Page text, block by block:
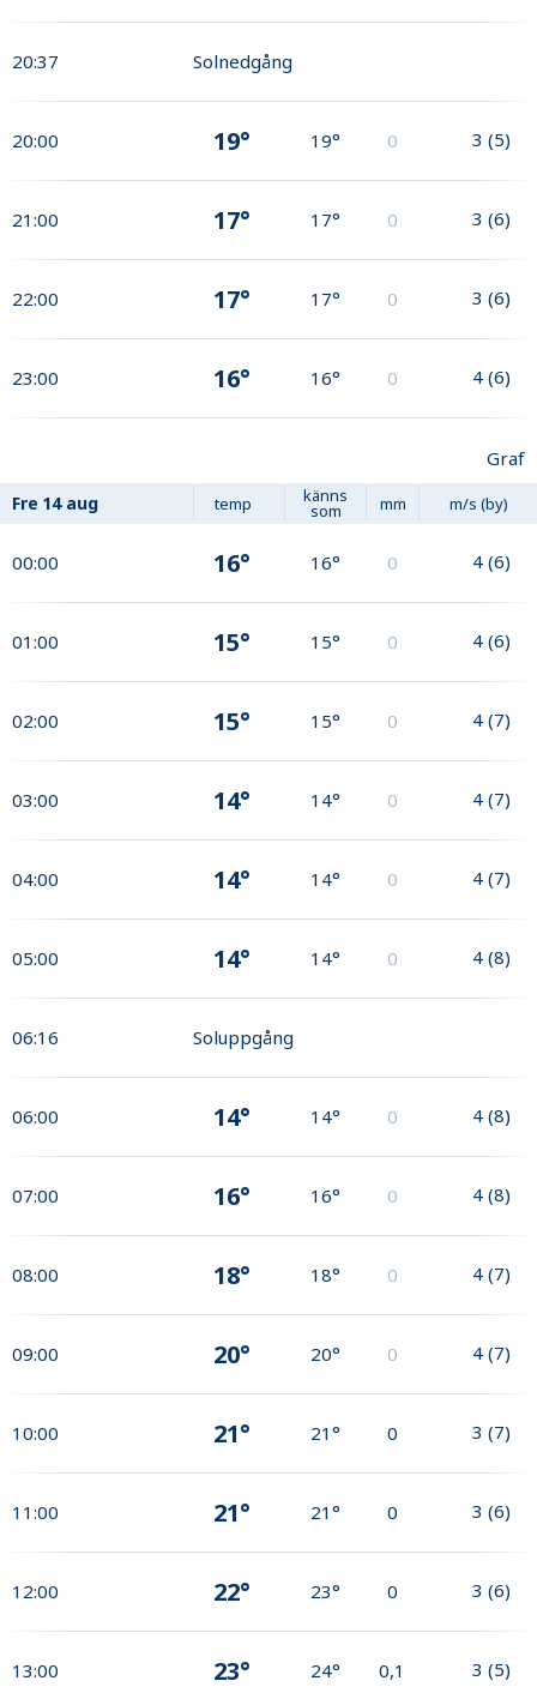
20:37 Solnedgång
20:00 19° 19° 0 3 (5)
21:00 17° 17° 0 3 (6)
22:00 17° 17° 0 3 (6)
23:00 16° 16° 0 4 (6)
Graf
Fre 14 aug temp känns
som mm m/s (by)
00:00 16° 16° 0 4 (6)
01:00 15° 15° 0 4 (6)
02:00 15° 15° 0 4 (7)
03:00 14° 14° 0 4 (7)
04:00 14° 14° 0 4 (7)
05:00 14° 14° 0 4 (8)
06:16 Soluppgång
06:00 14° 14° 0 4 (8)
07:00 16° 16° 0 4 (8)
08:00 18° 18° 0 4 (7)
09:00 20° 20° 0 4 (7)
10:00 21° 21° 0 3 (7)
11:00 21° 21° 0 3 (6)
12:00 22° 23° 0 3 (6)
13:00 23° 24° 0,1 3 (5)